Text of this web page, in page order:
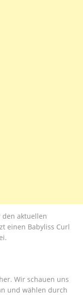
den aktuellen
einen Babyliss Curl
Wir schauen uns
und wählen durch